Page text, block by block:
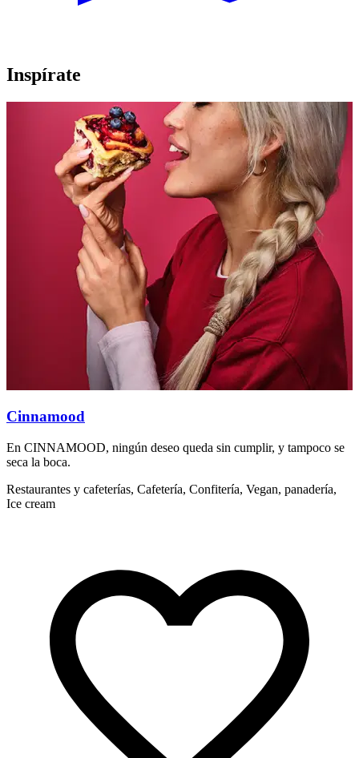
Inspírate
Cinnamood
En CINNAMOOD, ningún deseo queda sin cumplir, y tampoco se
seca la boca.
Restaurantes y cafeterías, Cafetería, Confitería, Vegan, panadería,
Ice cream